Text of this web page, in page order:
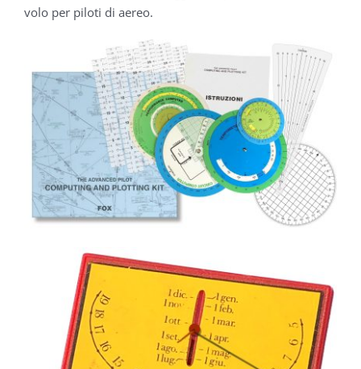
volo per piloti di aereo.